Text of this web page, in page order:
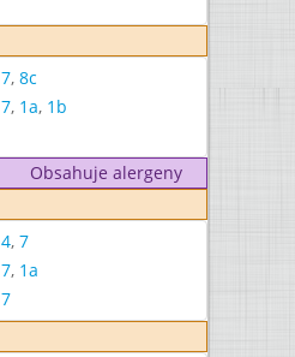
7, 8c
7, 1a, 1b
Obsahuje alergeny
4, 7
7, 1a
7